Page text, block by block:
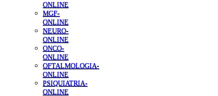
ONLINE
MGF-
ONLINE
NEURO-
ONLINE
ONCO-
ONLINE
OFTALMOLOGIA-
ONLINE
PSIQUIATRIA-
ONLINE